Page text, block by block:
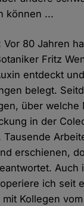
können ...
Vor 80 Jahren
Fritz
entdeckt
belegt.
über welche
in der
Tausende
erschienen,
Auch
ich seit
Kollegen